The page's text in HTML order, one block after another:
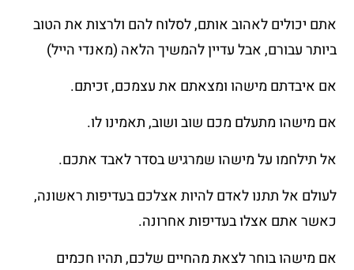
אתם יכולים לאהוב אותם, לסלוח להם ולרצות את הטוב
ביותר עבורם, אבל עדיין להמשיך הלאה (מאנדי הייל)
אם איבדתם מישהו ומצאתם את עצמכם, זכיתם.
אם מישהו מתעלם מכם שוב ושוב, תאמינו לו.
אל תילחמו על מישהו שמרגיש בסדר לאבד אתכם.
לעולם אל תתנו לאדם להיות אצלכם בעדיפות ראשונה,
כאשר אתם אצלו בעדיפות אחרונה.
אם מישהו בוחר לצאת מהחיים שלכם, תהיו חכמים